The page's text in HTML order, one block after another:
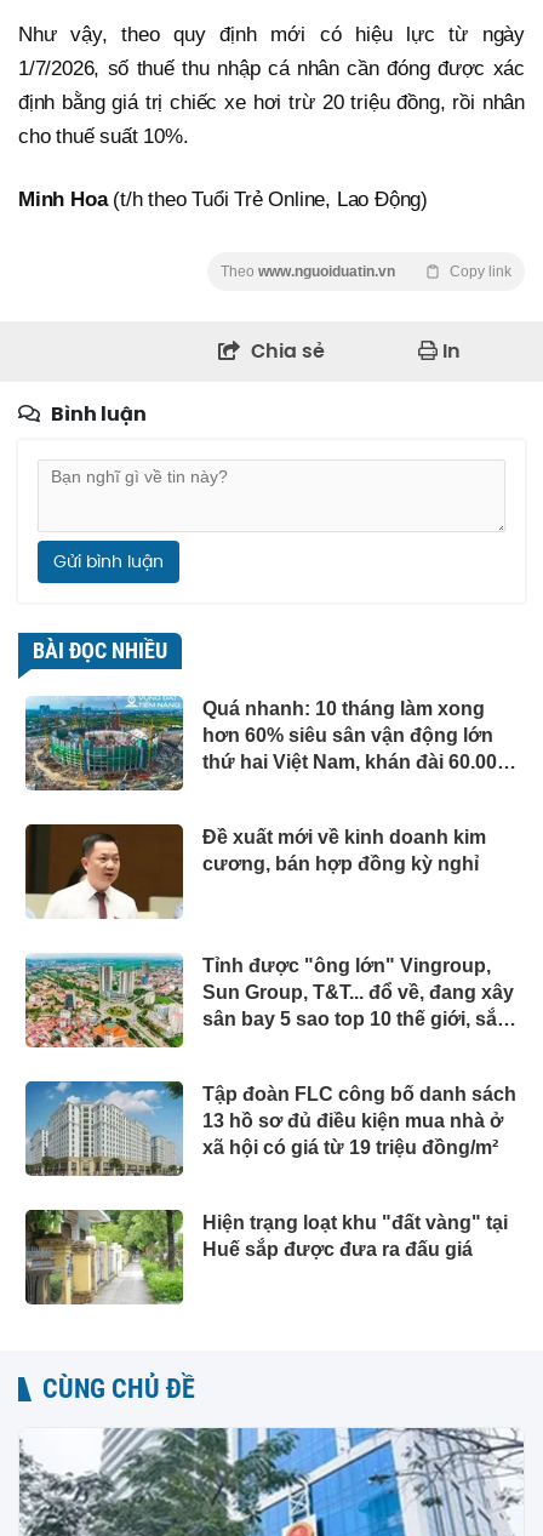
Như vậy, theo quy định mới có hiệu lực từ ngày
1/7/2026, số thuế thu nhập cá nhân cần đóng được xác
định bằng giá trị chiếc xe hơi trừ 20 triệu đồng, rồi nhân
cho thuế suất 10%.
Minh Hoa(t/h theo Tuổi Trẻ Online, Lao Động)
Theo www.nguoiduatin.vn Copy link
Chia sẻ In
Bình luận
Gửi bình luận
BÀI ĐỌC NHIỀU
Quá nhanh: 10 tháng làm xong
hơn 60% siêu sân vận động lớn
thứ hai Việt Nam, khán đài 60.000
Đề xuất mới về kinh doanh kim
cương, bán hợp đồng kỳ nghỉ
Tỉnh được "ông lớn" Vingroup,
Sun Group, T&T... đổ về, đang xây
sân bay 5 sao top 10 thế giới, sắp
Tập đoàn FLC công bố danh sách
13 hồ sơ đủ điều kiện mua nhà ở
xã hội có giá từ 19 triệu đồng/m²
Hiện trạng loạt khu "đất vàng" tại
Huế sắp được đưa ra đấu giá
CÙNG CHỦ ĐỀ